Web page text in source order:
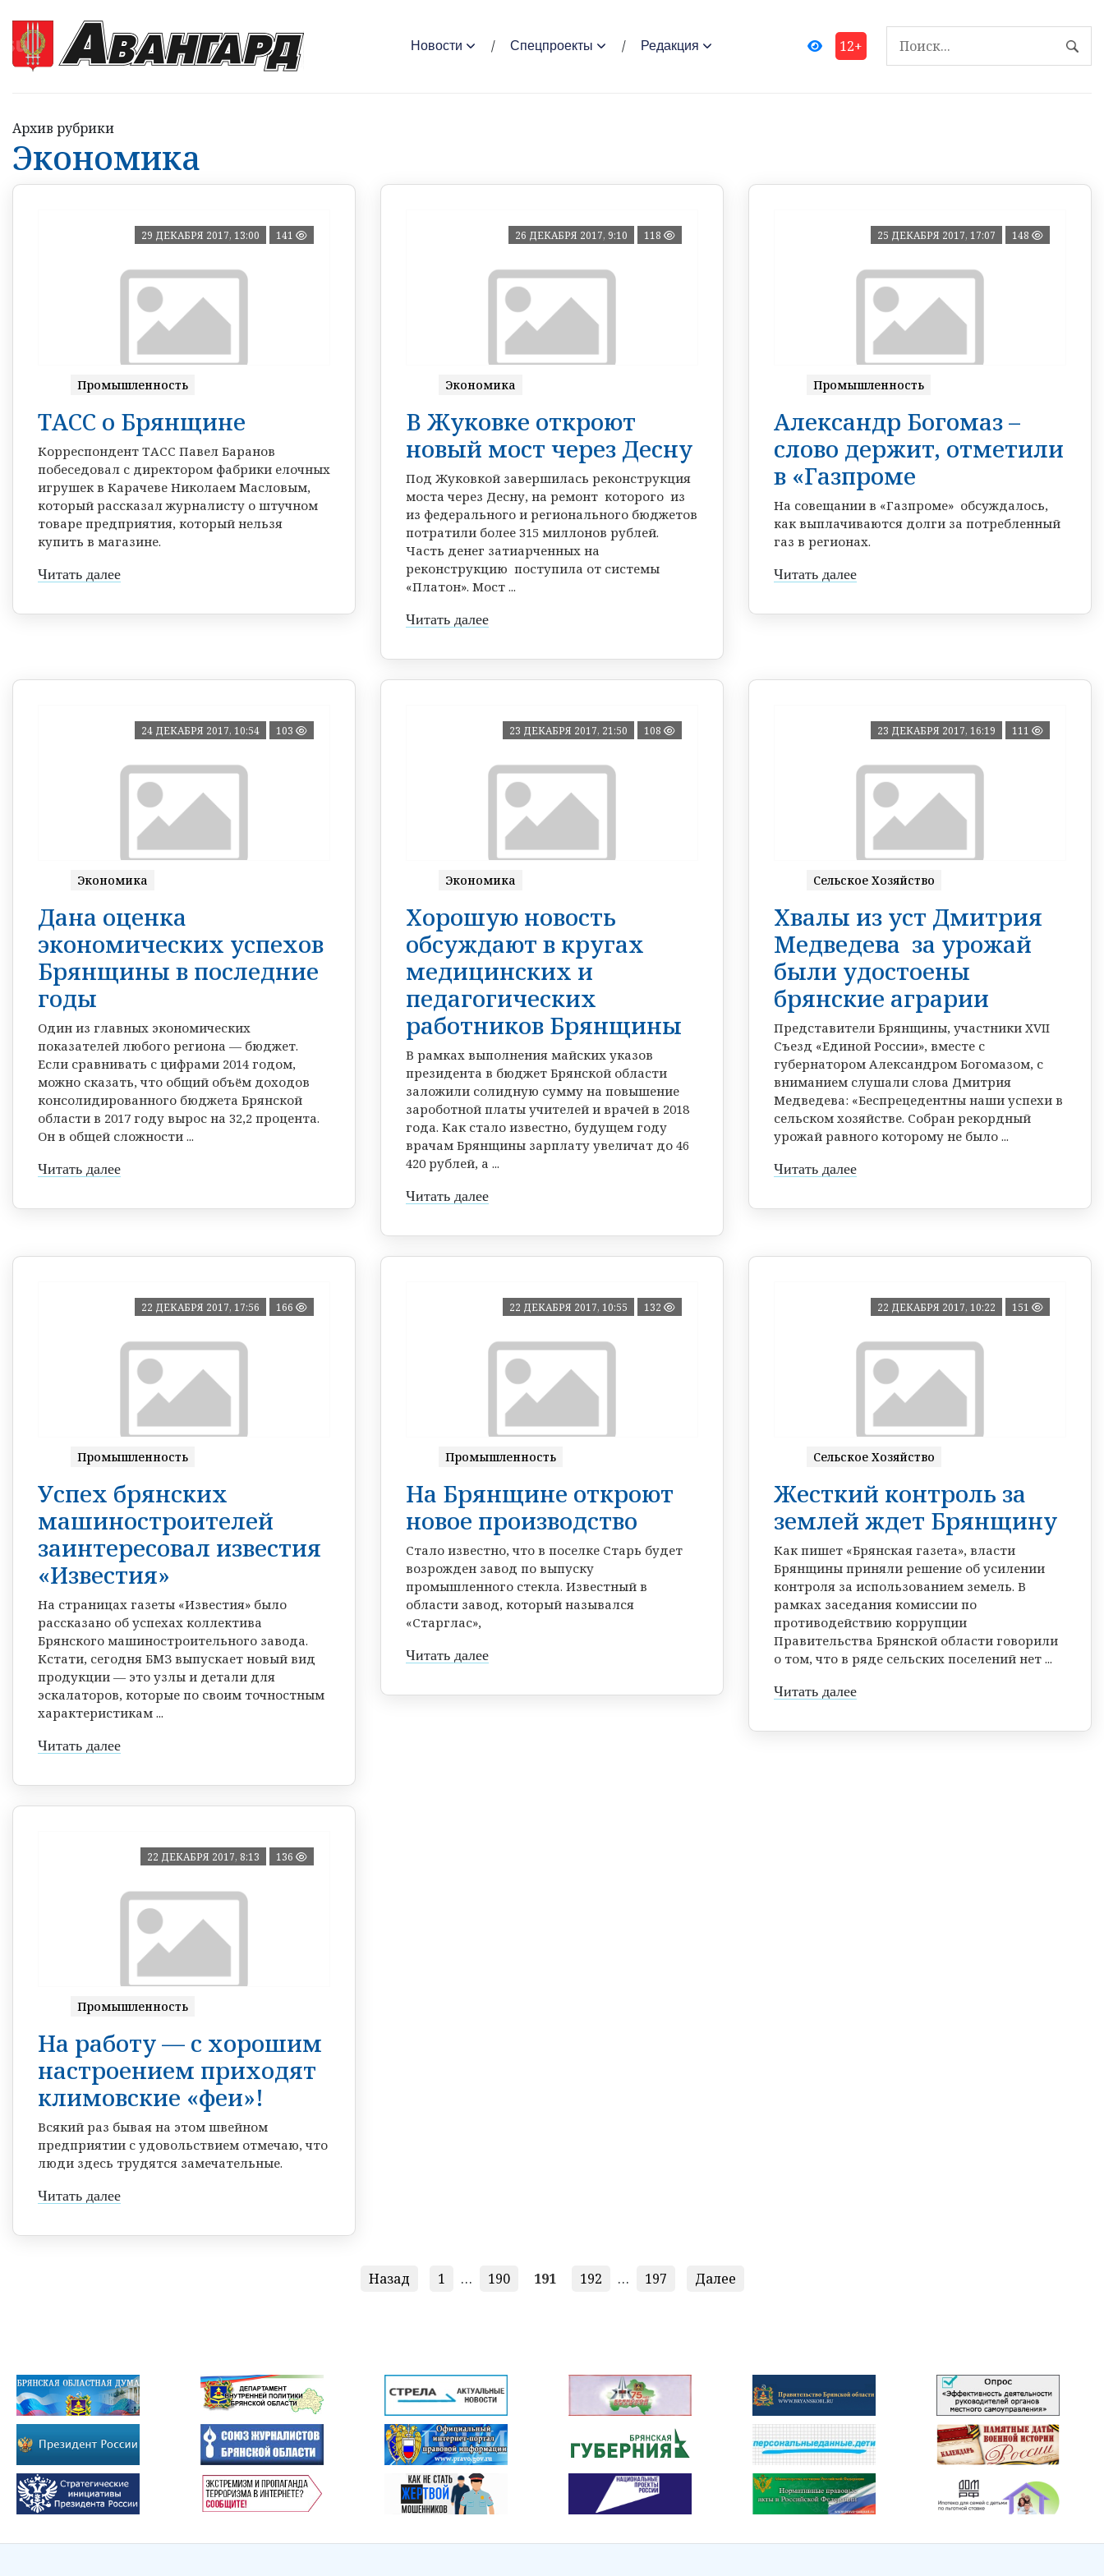
Новости Спецпроекты Редакция 12+
Архив рубрики
Экономика
29 ДЕКАБРЯ 2017, 13:00 141
Промышленность
ТАСС о Брянщине
Корреспондент ТАСС Павел Баранов
побеседовал с директором фабрики елочных
игрушек в Карачеве Николаем Масловым,
который рассказал журналисту о штучном
товаре предприятия, который нельзя
купить в магазине.
Читать далее
26 ДЕКАБРЯ 2017, 9:10 118
Экономика
В Жуковке откроют
новый мост через Десну
Под Жуковкой завершилась реконструкция
моста через Десну, на ремонт которого из
из федерального и регионального бюджетов
потратили более 315 миллонов рублей.
Часть денег затиарченных на
реконструкцию поступила от системы
«Платон». Мост ...
Читать далее
25 ДЕКАБРЯ 2017, 17:07 148
Промышленность
Александр Богомаз –
слово держит, отметили
в «Газпроме
На совещании в «Газпроме» обсуждалось,
как выплачиваются долги за потребленный
газ в регионах.
Читать далее
24 ДЕКАБРЯ 2017, 10:54 103
Экономика
Дана оценка
экономических успехов
Брянщины в последние
годы
Один из главных экономических
показателей любого региона — бюджет.
Если сравнивать с цифрами 2014 годом,
можно сказать, что общий объём доходов
консолидированного бюджета Брянской
области в 2017 году вырос на 32,2 процента.
Он в общей сложности ...
Читать далее
23 ДЕКАБРЯ 2017, 21:50 108
Экономика
Хорошую новость
обсуждают в кругах
медицинских и
педагогических
работников Брянщины
В рамках выполнения майских указов
президента в бюджет Брянской области
заложили солидную сумму на повышение
зароботной платы учителей и врачей в 2018
года. Как стало известно, будущем году
врачам Брянщины зарплату увеличат до 46
420 рублей, а ...
Читать далее
23 ДЕКАБРЯ 2017, 16:19 111
Сельское Хозяйство
Хвалы из уст Дмитрия
Медведева за урожай
были удостоены
брянские аграрии
Представители Брянщины, участники XVII
Съезд «Единой России», вместе с
губернатором Александром Богомазом, с
вниманием слушали слова Дмитрия
Медведева: «Беспрецедентны наши успехи в
сельском хозяйстве. Собран рекордный
урожай равного которому не было ...
Читать далее
22 ДЕКАБРЯ 2017, 17:56 166
Промышленность
Успех брянских
машиностроителей
заинтересовал известия
«Известия»
На страницах газеты «Известия» было
рассказано об успехах коллектива
Брянского машиностроительного завода.
Кстати, сегодня БМЗ выпускает новый вид
продукции — это узлы и детали для
эскалаторов, которые по своим точностным
характеристикам ...
Читать далее
22 ДЕКАБРЯ 2017, 10:55 132
Промышленность
На Брянщине откроют
новое производство
Стало известно, что в поселке Старь будет
возрожден завод по выпуску
промышленного стекла. Известный в
области завод, который назывался
«Старглас»,
Читать далее
22 ДЕКАБРЯ 2017, 10:22 151
Сельское Хозяйство
Жесткий контроль за
землей ждет Брянщину
Как пишет «Брянская газета», власти
Брянщины приняли решение об усилении
контроля за использованием земель. В
рамках заседания комиссии по
противодействию коррупции
Правительства Брянской области говорили
о том, что в ряде сельских поселений нет ...
Читать далее
22 ДЕКАБРЯ 2017, 8:13 136
Промышленность
На работу — с хорошим
настроением приходят
климовские «феи»!
Всякий раз бывая на этом швейном
предприятии с удовольствием отмечаю, что
люди здесь трудятся замечательные.
Читать далее
Назад 1 … 190 191 192 … 197 Далее